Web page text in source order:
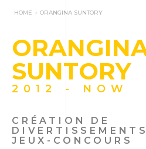
HOME › ORANGINA SUNTORY
SUNTORY
2012 - NOW
CRÉATION DE
JEUX-CONCOURS